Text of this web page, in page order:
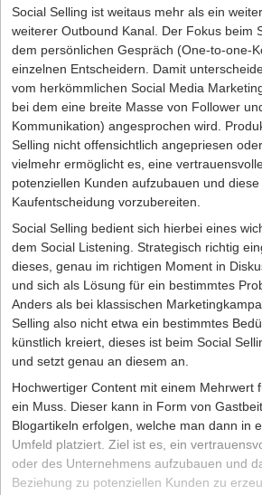
Social Selling ist weitaus mehr als ein
weiterer Outbound Kanal. Der Fokus beim
dem persönlichen Gespräch (One-to-one-
einzelnen Entscheidern. Damit
vom herkömmlichen Social Media
bei dem eine breite Masse von Follower
Kommunikation) angesprochen wird.
Selling nicht offensichtlich angepriesen
vielmehr ermöglicht es, eine
potenziellen Kunden aufzubauen und
Kaufentscheidung vorzubereiten.
Social Selling bedient sich hierbei eines
dem Social Listening. Strategisch richtig
dieses, genau im richtigen Moment in
und sich als Lösung für ein bestimmtes
Anders als bei klassischen
Selling also nicht etwa ein bestimmtes
künstlich kreiert, dieses ist beim Social
und setzt genau an diesem an.
Hochwertiger Content mit einem Mehrwert
ein Muss. Dieser kann in Form von
Blogartikeln erfolgen, welche man dann in
Umfeld platziert. Ziel ist es, ein
oder des Unternehmens aufzubauen und
Beziehung zu potenziellen Kunden zu